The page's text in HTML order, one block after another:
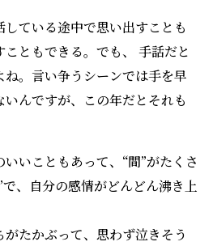
ている途中で思い出すことも
ともできる。でも、 手話だと
。言い争うシーンでは手を早
んですが、この年だとそれも
いこともあって、“間”がたくさ
、自分の感情がどんどん沸き上
たかぶって、思わず泣きそう